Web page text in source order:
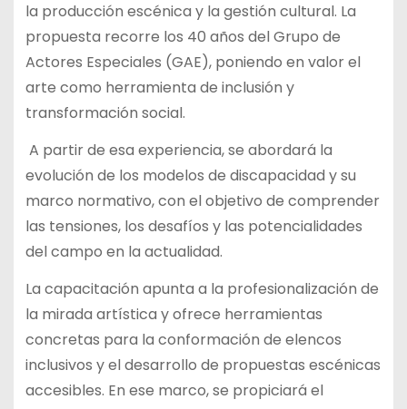
la producción escénica y la gestión cultural. La
propuesta recorre los 40 años del Grupo de
Actores Especiales (GAE), poniendo en valor el
arte como herramienta de inclusión y
transformación social.
A partir de esa experiencia, se abordará la
evolución de los modelos de discapacidad y su
marco normativo, con el objetivo de comprender
las tensiones, los desafíos y las potencialidades
del campo en la actualidad.
La capacitación apunta a la profesionalización de
la mirada artística y ofrece herramientas
concretas para la conformación de elencos
inclusivos y el desarrollo de propuestas escénicas
accesibles. En ese marco, se propiciará el